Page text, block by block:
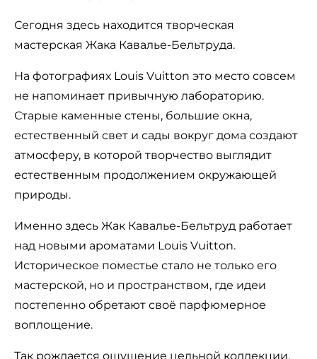
Сегодня здесь находится творческая
мастерская Жака Кавалье-Бельтруда.
На фотографиях Louis Vuitton это место совсем
не напоминает привычную лабораторию.
Старые каменные стены, большие окна,
естественный свет и сады вокруг дома создают
атмосферу, в которой творчество выглядит
естественным продолжением окружающей
природы.
Именно здесь Жак Кавалье-Бельтруд работает
над новыми ароматами Louis Vuitton.
Историческое поместье стало не только его
мастерской, но и пространством, где идеи
постепенно обретают своё парфюмерное
воплощение.
Так рождается ощущение цельной коллекции,